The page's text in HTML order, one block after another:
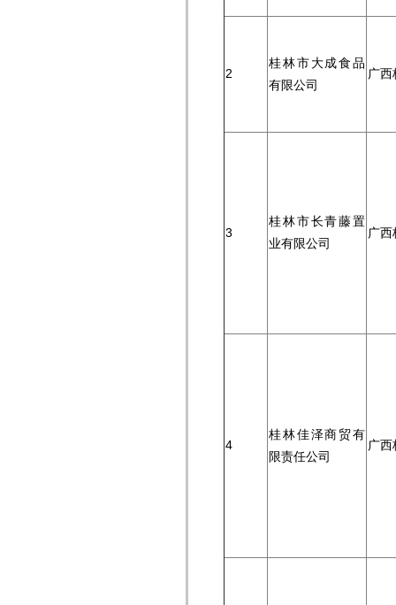
2
桂林市大成食品
有限公司
广
3
桂林市长青藤置
业有限公司
广
4
桂林佳泽商贸有
限责任公司
广